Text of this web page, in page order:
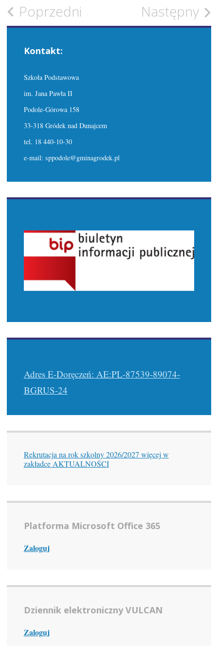
Zobacz
wpisy
Poprzedni Następny
Kontakt:
Szkoła Podstawowa
im. Jana Pawła II
Podole-Górowa 158
33-318 Gródek nad Dunajcem
tel. 18 440-10-30
e-mail: sppodole@gminagrodek.pl
Adres E-Doręczeń: AE:PL-87539-89074-
BGRUS-24
Rekrutacja na rok szkolny 2026/2027 więcej w
zakładce AKTUALNOŚCI
Platforma Microsoft Office 365
Zaloguj
Dziennik elektroniczny VULCAN
Zaloguj